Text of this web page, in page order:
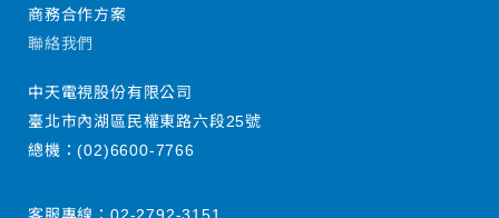
商務合作方案
聯絡我們
中天電視股份有限公司
臺北市內湖區民權東路六段25號
總機：(02)6600-7766
客服專線： 02-2792-3151